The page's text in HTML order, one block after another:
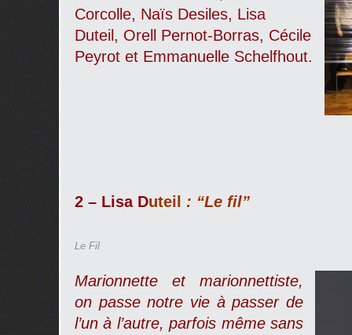
Corcolle, Naïs Desiles, Lisa
Duteil, Orell Pernot-Borras, Cécile
Peyrot et Emmanuelle Schelfhout.
2 – Lisa Duteil : “Le fil”
Le Fil
Marionnette et marionnettiste,
on passe notre vie à passer de
l’un à l’autre, parfois même sans